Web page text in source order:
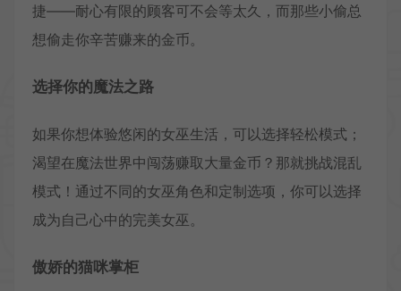
捷——耐心有限的顾客可不会等太久，而那些小偷总
想偷走你辛苦赚来的金币。
选择你的魔法之路
如果你想体验悠闲的女巫生活，可以选择轻松模式；
渴望在魔法世界中闯荡赚取大量金币？那就挑战混乱
模式！通过不同的女巫角色和定制选项，你可以选择
成为自己心中的完美女巫。
傲娇的猫咪掌柜